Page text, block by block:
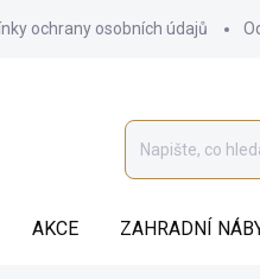
ochrany osobních údajů
AKCE ZAHRADNÍ